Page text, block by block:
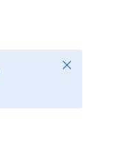
Schließen